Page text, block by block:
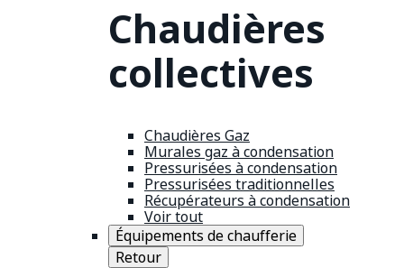
Chaudières
collectives
Chaudières Gaz
Murales gaz à condensation
Pressurisées à condensation
Pressurisées traditionnelles
Récupérateurs à condensation
Voir tout
Équipements de chaufferie
Retour